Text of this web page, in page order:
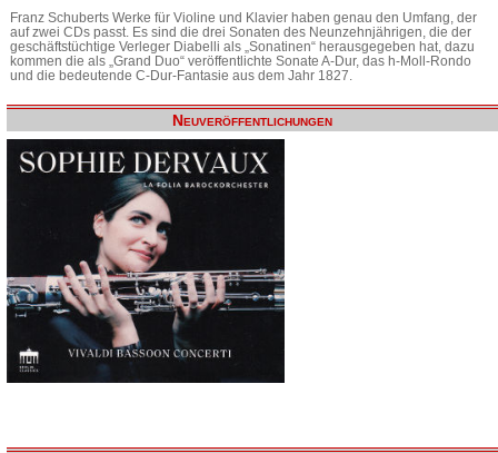
Franz Schuberts Werke für Violine und Klavier haben genau den Umfang, der
auf zwei CDs passt. Es sind die drei Sonaten des Neunzehnjährigen, die der
geschäftstüchtige Verleger Diabelli als „Sonatinen“ herausgegeben hat, dazu
kommen die als „Grand Duo“ veröffentlichte Sonate A-Dur, das h-Moll-Rondo
und die bedeutende C-Dur-Fantasie aus dem Jahr 1827.
Neuveröffentlichungen